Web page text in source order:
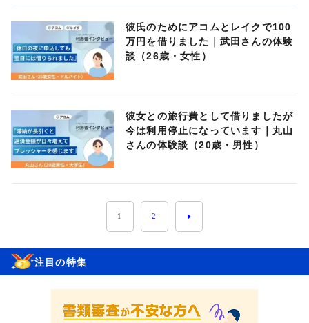
彼氏のためにアコムとレイクで100
万円を借りました｜武田さんの体験
談（26歳・女性）
彼女との旅行費として借りましたが
今は利用停止になっています｜丸山
さんの体験談（20歳・男性）
1 2
注目の特集